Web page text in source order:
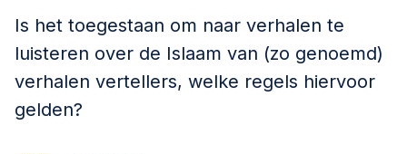
Is het toegestaan om naar verhalen te
luisteren over de Islaam van (zo genoemd)
verhalen vertellers, welke regels hiervoor
gelden?